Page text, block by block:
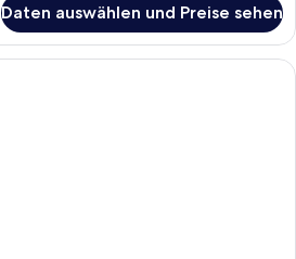
Daten auswählen und Preise sehen